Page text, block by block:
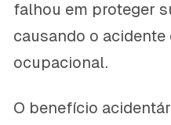
falhou em proteger
causando o acidente
ocupacional.
O benefício